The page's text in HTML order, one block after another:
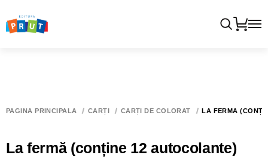
PAGINA PRINCIPALĂ CĂRȚI CĂRȚI DE COLORAT LA FERMĂ
La fermă (conține 12 autocolante)